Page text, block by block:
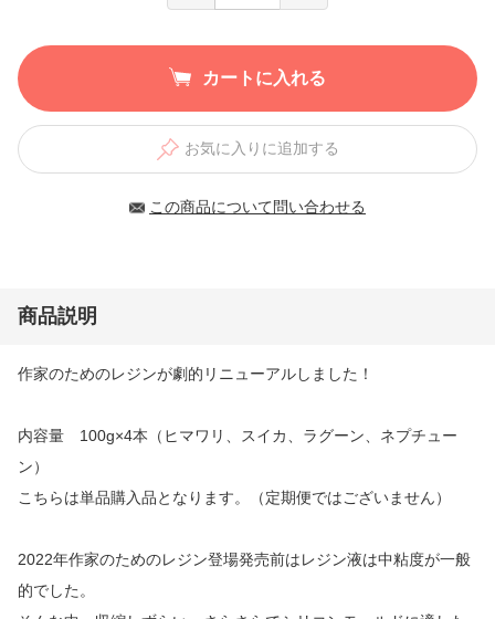
カートに入れる
お気に入りに追加する
この商品について問い合わせる
商品説明
作家のためのレジンが劇的リニューアルしました！
内容量 100g×4本（ヒマワリ、スイカ、ラグーン、ネプチュー
ン）
こちらは単品購入品となります。（定期便ではございません）
2022年作家のためのレジン登場発売前はレジン液は中粘度が一般
的でした。